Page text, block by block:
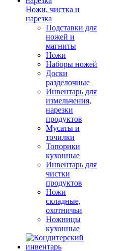
Ножи, чистка и
нарезка
Подставки для
ножей и
магниты
Ножи
Наборы ножей
Доски
разделочные
Инвентарь для
измельчения,
нарезки
продуктов
Мусаты и
точилки
Топорики
кухонные
Инвентарь для
чистки
продуктов
Ножи
складные,
охотничьи
Ножницы
кухонные